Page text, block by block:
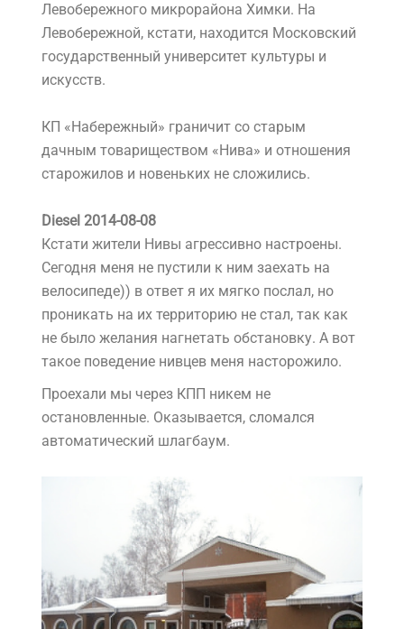
Левобережного микрорайона Химки. На
Левобережной, кстати, находится Московский
государственный университет культуры и
искусств.
КП «Набережный» граничит со старым
дачным товариществом «Нива» и отношения
старожилов и новеньких не сложились.
Diesel 2014-08-08
Кстати жители Нивы агрессивно настроены.
Сегодня меня не пустили к ним заехать на
велосипеде)) в ответ я их мягко послал, но
проникать на их территорию не стал, так как
не было желания нагнетать обстановку. А вот
такое поведение нивцев меня насторожило.
Проехали мы через КПП никем не
остановленные. Оказывается, сломался
автоматический шлагбаум.